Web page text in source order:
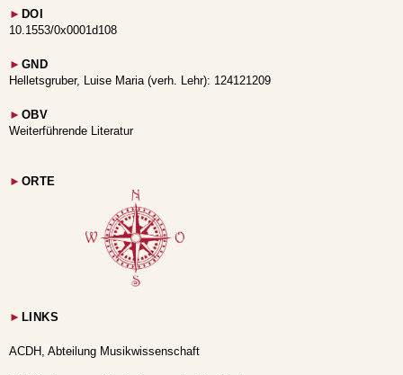
► DOI
10.1553/0x0001d108
► GND
Helletsgruber, Luise Maria (verh. Lehr): 124121209
► OBV
Weiterführende Literatur
► ORTE
► LINKS
ACDH, Abteilung Musikwissenschaft